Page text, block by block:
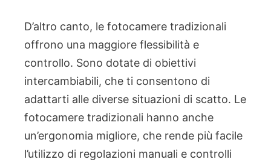
D’altro canto, le fotocamere tradizionali
offrono una maggiore flessibilità e
controllo. Sono dotate di obiettivi
intercambiabili, che ti consentono di
adattarti alle diverse situazioni di scatto. Le
fotocamere tradizionali hanno anche
un’ergonomia migliore, che rende più facile
l’utilizzo di regolazioni manuali e controlli